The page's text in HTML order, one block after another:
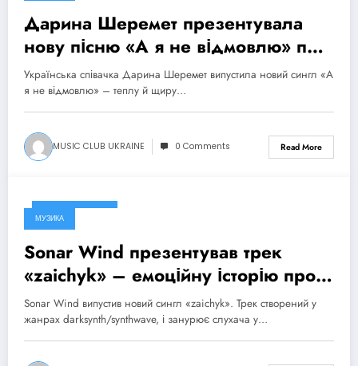
Дарина Шеремет презентувала
нову пісню «А я не відмовлю» про
кохання, яке надихає
Українська співачка Дарина Шеремет випустила новий сингл «А
я не відмовлю» – теплу й щиру…
MUSIC CLUB UKRAINE 0 Comments Read More
3 Серпня, 2026
МУЗИКА
Sonar Wind презентував трек
«zaichyk» – емоційну історію про
депресію, втому та пошук виходу
Sonar Wind випустив новий сингл «zaichyk». Трек створений у
жанрах darksynth/synthwave, і занурює слухача у…